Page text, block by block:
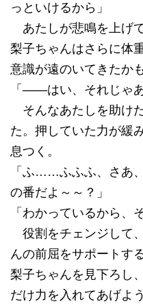
っといけるから」
あたしが悲鳴を上げ
梨子ちゃんはさらに体
意識が遠のいてきた
「――はい、それじゃ
そんなあたしを助け
た。押していた力が緩
息つく。
「ふ……ふふふ、さあ
の番だよ～～？」
「わかっているから、
役割をチェンジして
んの前屈をサポートす
梨子ちゃんを見下ろし
だけ力を入れてあげよ